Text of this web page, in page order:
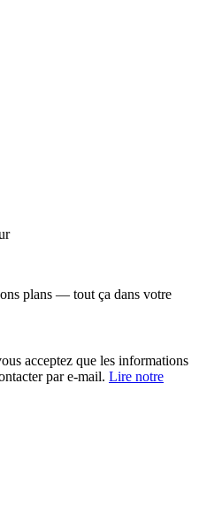
plans — tout ça dans votre
acceptez que les informations
par e-mail. Lire notre